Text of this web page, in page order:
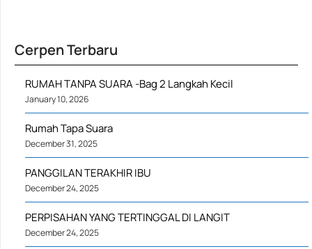
Cerpen Terbaru
RUMAH TANPA SUARA -Bag 2 Langkah Kecil
January 10, 2026
Rumah Tapa Suara
December 31, 2025
PANGGILAN TERAKHIR IBU
December 24, 2025
PERPISAHAN YANG TERTINGGAL DI LANGIT
December 24, 2025